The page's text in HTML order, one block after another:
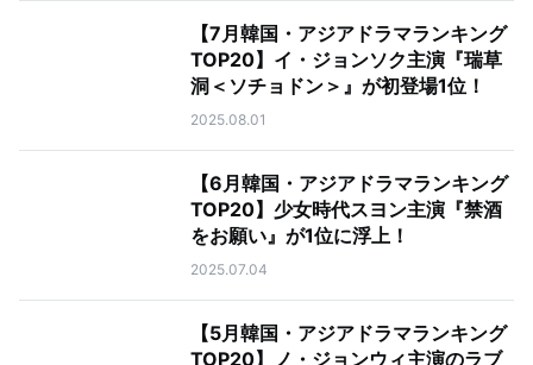
【7月韓国・アジアドラマランキング
TOP20】イ・ジョンソク主演『瑞草
洞＜ソチョドン＞』が初登場1位！
2025.08.01
【6月韓国・アジアドラマランキング
TOP20】少女時代スヨン主演『禁酒
をお願い』が1位に浮上！
2025.07.04
【5月韓国・アジアドラマランキング
TOP20】ノ・ジョンウィ主演のラブ